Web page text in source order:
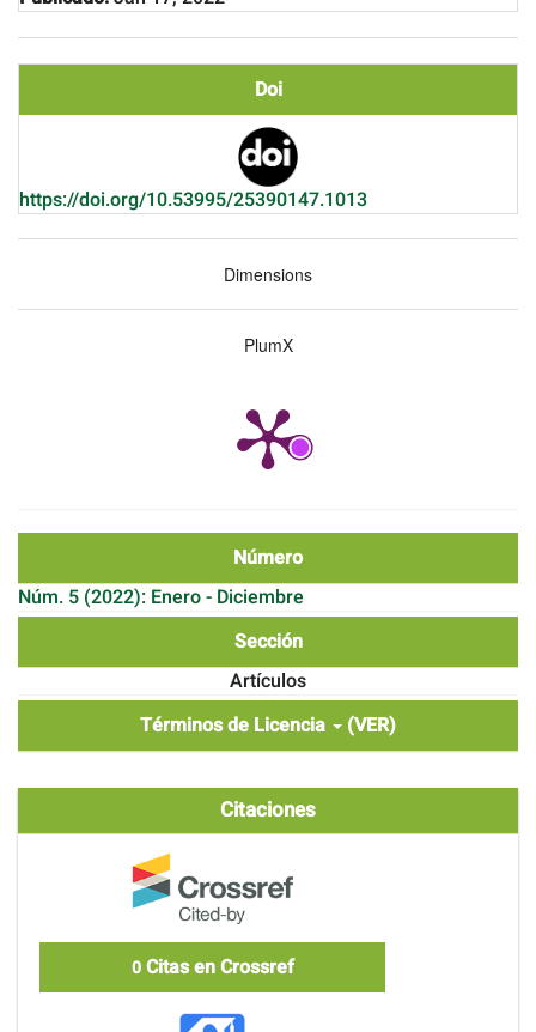
Doi
https://doi.org/10.53995/25390147.1013
Dimensions
PlumX
Número
Núm. 5 (2022): Enero - Diciembre
Sección
Artículos
Términos de Licencia
(VER)
Citaciones
0Citas en Crossref